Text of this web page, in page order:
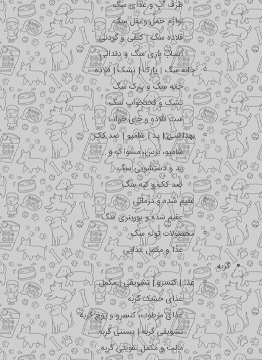
ظرف آب و غذای سگ
لوازم حمل و نقل سگ
قلاده سگ | کتفی و گردنی
اسباب بازی سگ و دندانی
خانه سگ | پارک | تشک | قلاده
خانه سگ و پارک سگ
تشک و تختخواب سگ
ست قلاده و جای خواب
بهداشتی | پد | شامپو | ضد کک
شامپو، برس، مسواک و …
پد و دستشویی سگ
ضد کک و کنه سگ
عقیم شده و درمانی
عقیم شده و یورینری سگ
محصولات توله سگ
غذا و مکمل غذایی
گربه
غذا | کنسرو | تشویقی | مکمل
غذای خشک گربه
غذای مرطوب، کنسرو و پوچ گربه
تشویقی گربه | بستنی گربه
مالت و مکمل تقویتی گربه